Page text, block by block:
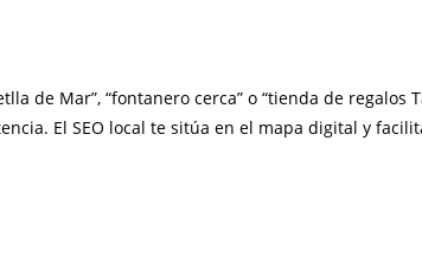
de Mar”, “fontanero cerca” o “tienda de regalos
El SEO local te sitúa en el mapa digital y